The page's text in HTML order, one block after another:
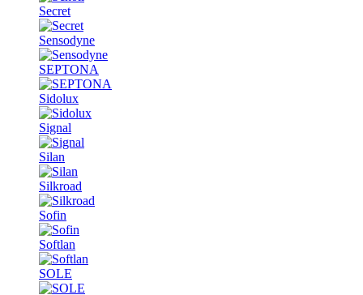
Secret
Sensodyne
SEPTONA
Sidolux
Signal
Silan
Silkroad
Sofin
Softlan
SOLE